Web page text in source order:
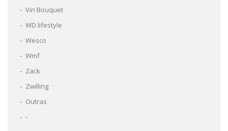
Vin Bouquet
WD lifestyle
Wesco
Wmf
Zack
Zwilling
Outras
-